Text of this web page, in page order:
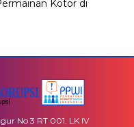
Kotor di
No 3 RT 001. LK IV